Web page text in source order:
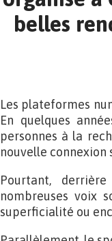
belles
Les plateformes
En quelques
personnes à la
nouvelle connexion
Pourtant,
nombreuses voix
superficialité ou